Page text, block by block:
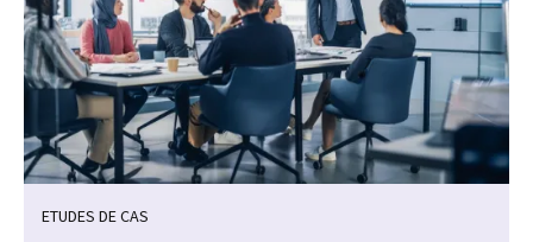
ETUDES DE CAS